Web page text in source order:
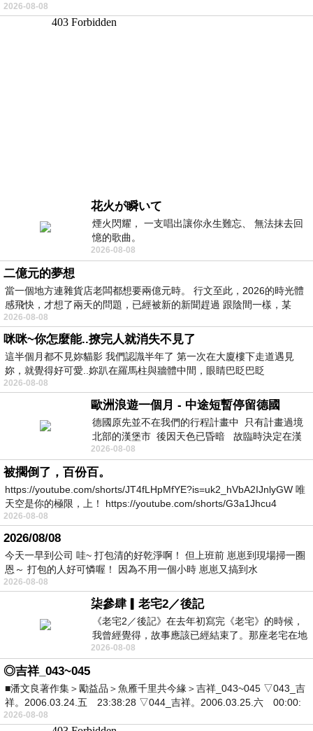
2026-08-08
花火が瞬いて
煙火閃耀， 一支唱出讓你永生難忘、 無法抹去回
憶的歌曲。
2026-08-08
二億元的夢想
當一個地方連雜貨店老闆都想要兩億元時。 行文至此，2026的時光體
感飛快，才想了兩天的問題，已經被新的新聞趕過 跟陰間一樣，某
2026-08-08
咪咪~你怎麼能..撩完人就消失不見了
這半個月都不見妳貓影 我們認識半年了 第一次在大廈樓下走道遇見
妳，就覺得好可愛..妳趴在羅馬柱與牆體中間，眼睛巴眨巴眨
2026-08-08
歐洲浪遊一個月 - 中途短暫停留德國
德國原先並不在我們的行程計畫中 只有計畫過境
北部的漢堡市 後因天色已昏暗 故臨時決定在漢
堡市吃晚餐和過夜
2026-08-08
被擱倒了，百份百。
https://youtube.com/shorts/JT4fLHpMfYE?is=uk2_hVbA2IJnlyGW 唯
天空是你的極限，上！ https://youtube.com/shorts/G3a1Jhcu4
2026-08-08
2026/08/08
今天一早到公司 哇~ 打包清的好乾淨啊！ 但上班前 崽崽到現場掃一圈
恩～ 打包的人好可憐喔！ 因為不用一個小時 崽崽又搞到水
2026-08-08
柒參肆▎老宅2／後記
《老宅2／後記》在去年初寫完《老宅》的時候，
我曾經覺得，故事應該已經結束了。那座老宅在地
震中倒塌，七個人終於離開那片黑暗，
2026-08-08
◎吉祥_043~045
■潘文良著作集＞勵益品＞魚雁千里共今緣＞吉祥_043~045 ▽043_吉
祥。2006.03.24.五 23:38:28 ▽044_吉祥。2006.03.25.六 00:00:
2026-08-08